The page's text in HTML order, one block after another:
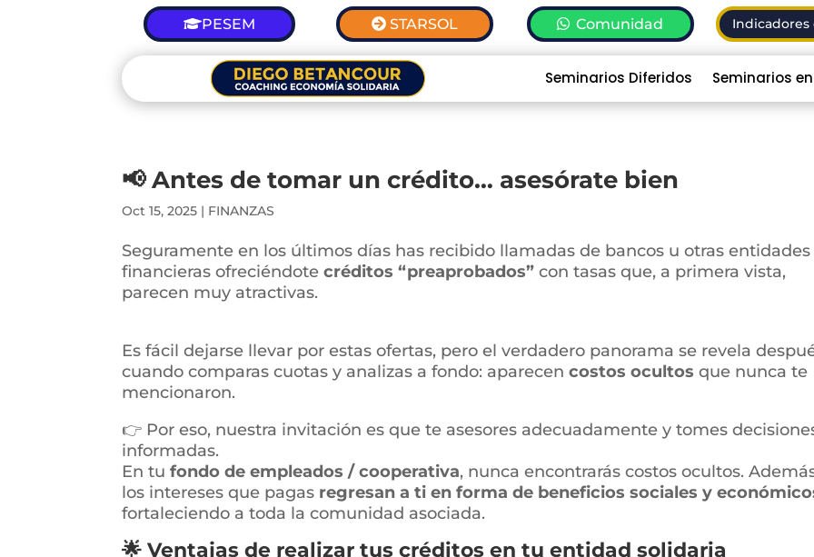
PESEM STARSOL Comunidad Indicadores
Seminarios Diferidos Seminarios
📢 Antes de tomar un crédito… asesórate bien
Oct 15, 2025 | FINANZAS
Seguramente en los últimos días has recibido llamadas de bancos u otras entidades
financieras ofreciéndotecréditos “preaprobados” con tasas que, a primera vista,
parecen muy atractivas.
Es fácil dejarse llevar por estas ofertas, pero el verdadero panorama se revela
cuando comparas cuotas y analizas a fondo: aparecencostos ocultos que nunca te
mencionaron.
👉 Por eso, nuestra invitación es que te asesores adecuadamente y tomes
informadas.
En tufondo de empleados / cooperativa, nunca encontrarás costos ocultos.
los intereses que pagas regresan a ti en forma de beneficios sociales y
fortaleciendo a toda la comunidad asociada.
🌟Ventajas de realizar tus créditos en tu entidad solidaria